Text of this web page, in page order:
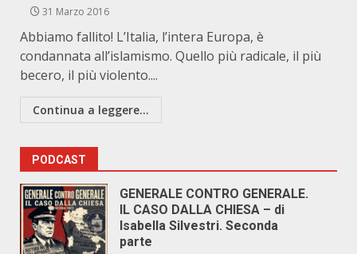
31 Marzo 2016
Abbiamo fallito! L’Italia, l’intera Europa, è
condannata all’islamismo. Quello più radicale, il più
becero, il più violento....
Continua a leggere...
PODCAST
GENERALE CONTRO GENERALE.
IL CASO DALLA CHIESA – di
Isabella Silvestri. Seconda
parte